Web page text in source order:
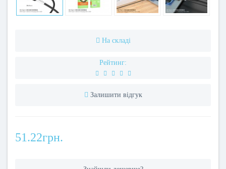
На складі
Рейтинг:
Залишити відгук
51.22грн.